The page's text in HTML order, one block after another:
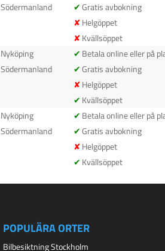
Södermanland
Gratis avbokning
Helgöppet
Kvällsöppet
Nyköping
Södermanland
Betala online eller på
Gratis avbokning
Helgöppet
Kvällsöppet
Nyköping
Södermanland
Betala online eller på
Gratis avbokning
Helgöppet
Kvällsöppet
POPULÄRA ORTER
Bilbesiktning Stockholm